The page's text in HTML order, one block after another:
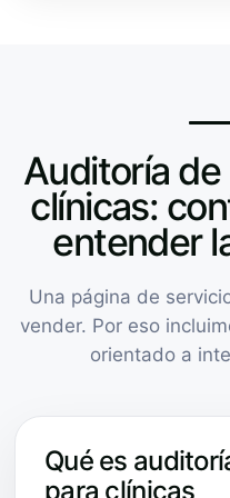
Auditoría
clínicas:
entender
Una página de
vender. Por eso
orientado a
Qué es
para clínicas